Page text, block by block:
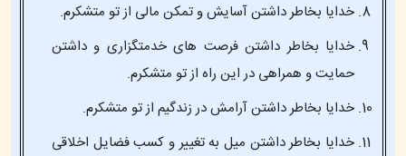
خدایا بخاطر داشتن آسایش و تمکن مالی از تو متشکرم.
خدایا بخاطر داشتن فرصت های خدمتگزاری و داشتن
حمایت و همراهی در این راه از تو متشکرم.
خدایا بخاطر داشتن آرامش در زندگیم از تو متشکرم.
خدایا بخاطر داشتن میل به تغییر و کسب فضایل اخلاقی